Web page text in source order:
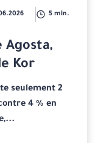
5 min.
Agosta,
Kor
seulement 2
4 % en